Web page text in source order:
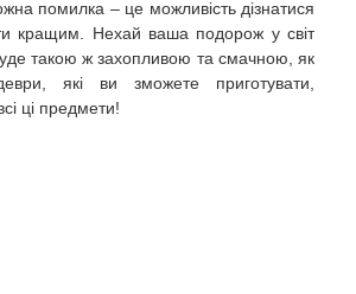
помилка – це можливість дізнатися
кращим. Нехай ваша подорож у світ
такою ж захопливою та смачною, як
які ви зможете приготувати,
ці предмети!